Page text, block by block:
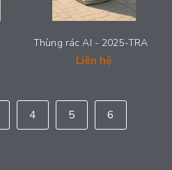
Thùng rác AI - 2025-TRAI-001
Liên hệ
4 5 6